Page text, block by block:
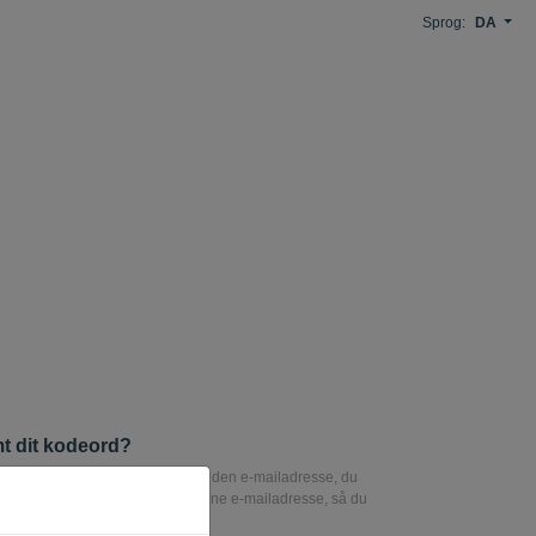
Sprog: DA
dit kodeord?
adgangskode skal du indtaste den e-mailadresse, du
på. Et link vil blive sendt til denne e-mailadresse, så du